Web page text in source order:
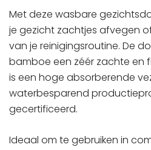
Met deze wasbare
je gezicht zachtjes afvegen
van je reinigingsroutine. De
bamboe een zéér zachte en
is een hoge absorberende
waterbesparend
gecertificeerd.
Ideaal om te gebruiken in